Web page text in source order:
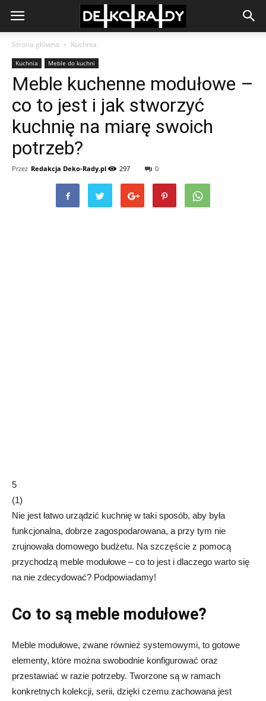
Strona główna Kuchnia
Kuchnia Meble do kuchni
Meble kuchenne modułowe –
co to jest i jak stworzyć
kuchnię na miarę swoich
potrzeb?
Przez Redakcja Deko-Rady.pl 297 0
5
(1)
Nie jest łatwo urządzić kuchnię w taki sposób, aby była
funkcjonalna, dobrze zagospodarowana, a przy tym nie
zrujnowała domowego budżetu. Na szczęście z pomocą
przychodzą meble modułowe – co to jest i dlaczego warto się
na nie zdecydować? Podpowiadamy!
Co to są meble modułowe?
Meble modułowe, zwane również systemowymi, to gotowe
elementy, które można swobodnie konfigurować oraz
przestawiać w razie potrzeby. Tworzone są w ramach
konkretnych kolekcji, serii, dzięki czemu zachowana jest